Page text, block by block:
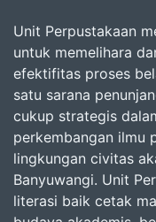
Unit Perpustakaan
untuk memelihara
efektifitas proses
satu sarana
cukup strategis
perkembangan ilmu
lingkungan civitas
Banyuwangi. Unit
literasi baik cetak